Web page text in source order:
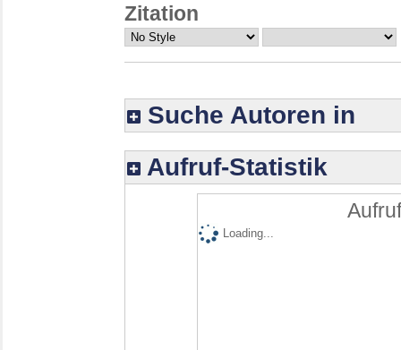
Zitation
Suche Autoren in
Aufruf-Statistik
Loading...